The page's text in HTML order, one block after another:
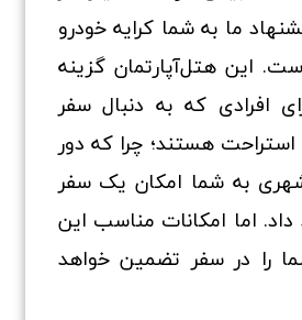
ما به شما کرایه خودرو
این هتل‌آپارتمان گزینه
افرادی که به دنبال سفر
هستند؛ چرا که دور
به شما امکان یک سفر
داد. اما امکانات مناسب این
را در سفر تضمین خواهد